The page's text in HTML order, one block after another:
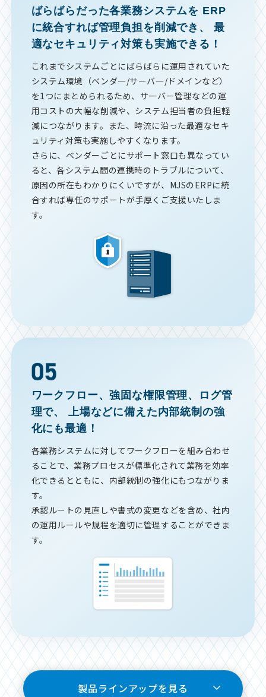
ばらばらだった各業務システムを ERP
に統合すれば管理負担を削減でき、
最
適なセキュリティ対策も実施できる！
これまでシステムごとにばらばらに運用されていた
システム環境（ベンダー/サーバー/ドメインなど）
を1つにまとめられるため、サーバー管理などの運
用コストの大幅な削減や、システム担当者の負担軽
減につながります。また、時流に沿った最適なセキ
ュリティ対策も実施しやすくなります。
さらに、ベンダーごとにサポート窓口も異なってい
ると、各システム間の連携時のトラブルについて、
原因の所在もわかりにくいですが、MJSのERPに統
合すれば専任のサポートが手厚くご支援いたしま
す。
ワークフロー、強固な権限管理、ログ管
理で、
上場などに備えた内部統制の強
化にも最適！
各業務システムに対してワークフローを組み合わせ
ることで、業務プロセスが標準化されて業務を効率
化できるとともに、内部統制の強化にもつながりま
す。
承認ルートの見直しや書式の変更などを含め、社内
の運用ルールや規程を適切に管理することができま
す。
製品ラインアップを見る